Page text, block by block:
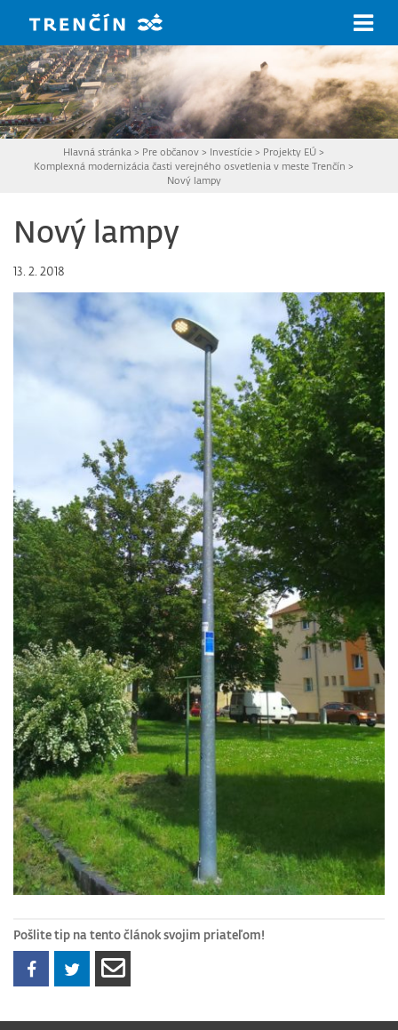
Hlavná stránka > Pre občanov > Investície > Projekty EÚ >
Komplexná modernizácia časti verejného osvetlenia v meste Trenčín >
Nový lampy
Nový lampy
13. 2. 2018
Pošlite tip na tento článok svojim priateľom!